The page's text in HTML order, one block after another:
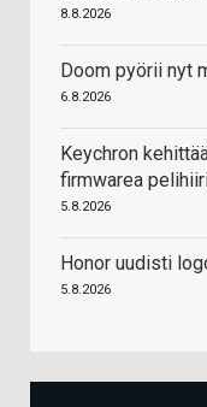
8.8.2026
Doom pyörii nyt
6.8.2026
Keychron
firmwarea
5.8.2026
Honor uudisti
5.8.2026